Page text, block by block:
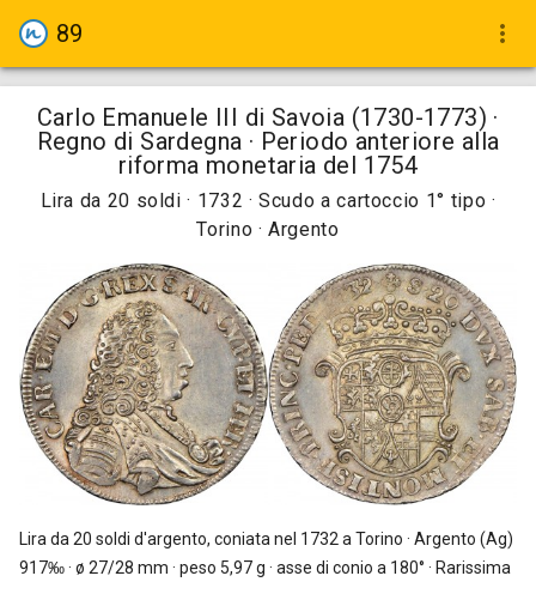
89 more_vert
Carlo Emanuele III di Savoia (1730-1773) ·
Regno di Sardegna · Periodo anteriore alla
riforma monetaria del 1754
Lira da 20 soldi · 1732 · Scudo a cartoccio 1° tipo ·
Torino · Argento
Lira da 20 soldi d'argento, coniata nel 1732 a Torino · Argento (Ag)
917‰ · ø 27/28 mm · peso 5,97 g · asse di conio a 180° · Rarissima